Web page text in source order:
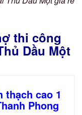
thi công
Dầu Một
thạch cao 1
Phong